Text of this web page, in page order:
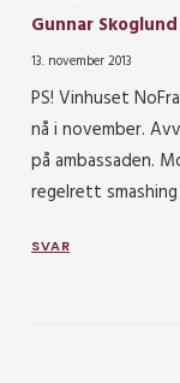
Gunnar Skoglund
13. november 2013
PS! Vinhuset
nå i november.
på ambassaden.
regelrett
SVAR